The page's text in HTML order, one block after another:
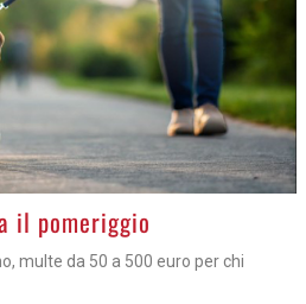
il pomeriggio
multe da 50 a 500 euro per chi